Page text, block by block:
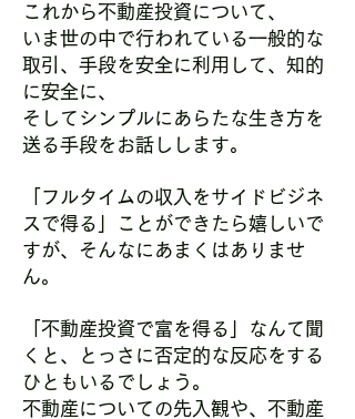
これから不動産投資について、
いま世の中で行われている一般的な
取引、手段を安全に利用して、知的
に安全に、
そしてシンプルにあらたな生き方を
送る手段をお話しします。
「フルタイムの収入をサイドビジネ
スで得る」ことができたら嬉しいで
すが、そんなにあまくはありませ
ん。
「不動産投資で富を得る」なんて聞
くと、とっさに否定的な反応をする
ひともいるでしょう。
不動産についての先入観や、不動産